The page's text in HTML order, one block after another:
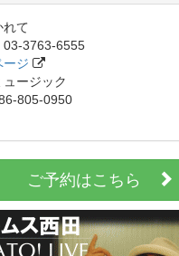
れて
3763-6555
ージ
ージック
805-0950
ご予約はこちら